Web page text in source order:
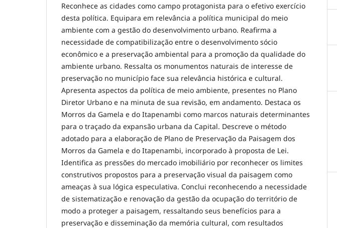
Reconhece as cidades como campo protagonista para o efetivo exercício
desta política. Equipara em relevância a política municipal do meio
ambiente com a gestão do desenvolvimento urbano. Reafirma a
necessidade de compatibilização entre o desenvolvimento sócio
econômico e a preservação ambiental para a promoção da qualidade do
ambiente urbano. Ressalta os monumentos naturais de interesse de
preservação no município face sua relevância histórica e cultural.
Apresenta aspectos da política de meio ambiente, presentes no Plano
Diretor Urbano e na minuta de sua revisão, em andamento. Destaca os
Morros da Gamela e do Itapenambi como marcos naturais determinantes
para o traçado da expansão urbana da Capital. Descreve o método
adotado para a elaboração de Plano de Preservação da Paisagem dos
Morros da Gamela e do Itapenambi, incorporado à proposta de Lei.
Identifica as pressões do mercado imobiliário por reconhecer os limites
construtivos propostos para a preservação visual da paisagem como
ameaças à sua lógica especulativa. Conclui reconhecendo a necessidade
de sistematização e renovação da gestão da ocupação do território de
modo a proteger a paisagem, ressaltando seus benefícios para a
preservação e disseminação da memória cultural, com resultados